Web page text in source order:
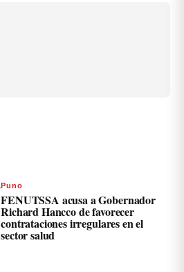
Puno
FENUTSSA acusa a Gobernador
Richard Hancco de favorecer
contrataciones irregulares en el
sector salud